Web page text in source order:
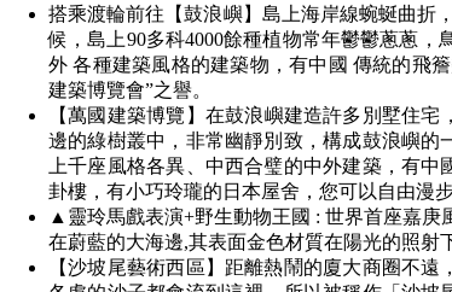
搭乘渡輪前往【鼓浪嶼】島上海岸線蜿蜒曲折
候，島上90多科4000餘種植物常年鬱鬱蔥蔥
外 各種建築風格的建築物，有中國 傳統的飛
建築博覽會”之譽。
【萬國建築博覽】在鼓浪嶼建造許多別墅住
邊的綠樹叢中，非常幽靜別致，構成鼓浪嶼
上千座風格各異、中西合璧的中外建築，有
卦樓，有小巧玲瓏的日本屋舍，您可以自由漫
▲靈玲馬戲表演+野生動物王國 : 世界首座嘉庚
在蔚藍的大海邊,其表面金色材質在陽光的照射
【沙坡尾藝術西區】距離熱鬧的廈大商圈不